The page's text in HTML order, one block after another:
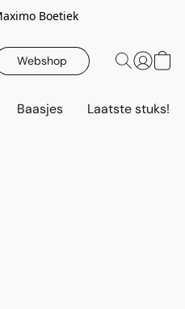
Boetiek
Webshop
Baasjes Laatste stuks!